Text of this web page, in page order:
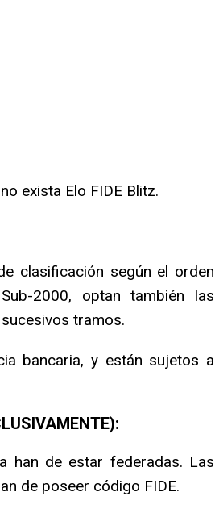
exista Elo FIDE Blitz.
clasificación según el orden
2000, optan también las
tramos.
bancaria, y están sujetos a
han de estar federadas. Las
de poseer código FIDE.